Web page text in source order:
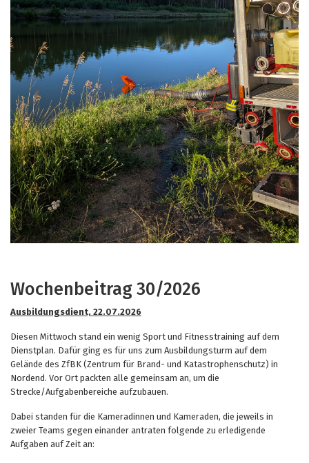
Wochenbeitrag 30/2026
Ausbildungsdient, 22.07.2026
Diesen Mittwoch stand ein wenig Sport und Fitnesstraining auf dem
Dienstplan. Dafür ging es für uns zum Ausbildungsturm auf dem
Gelände des ZfBK (Zentrum für Brand- und Katastrophenschutz) in
Nordend. Vor Ort packten alle gemeinsam an, um die
Strecke/Aufgabenbereiche aufzubauen.
Dabei standen für die Kameradinnen und Kameraden, die jeweils in
zweier Teams gegen einander antraten folgende zu erledigende
Aufgaben auf Zeit an: